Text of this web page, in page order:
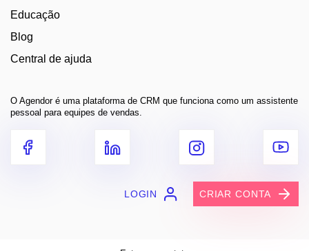
Educação
Blog
Central de ajuda
O Agendor é uma plataforma de CRM que funciona como um assistente
pessoal para equipes de vendas.
LOGIN CRIAR CONTA